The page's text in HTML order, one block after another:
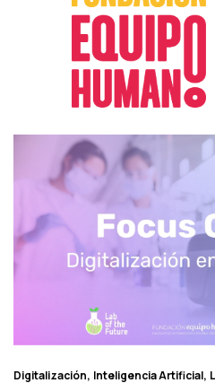
Digitalización Inteligencia Artificial